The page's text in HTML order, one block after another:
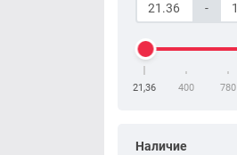
-
21,36 400 780
Наличие